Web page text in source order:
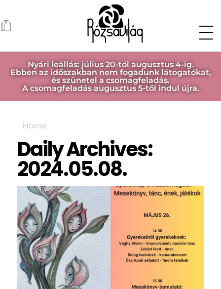
Nyári leállás: július 20-tól augusztus 4-ig.
Ebben az időszakban nem fogadunk látogatókat,
és szünetel a csomagfeladás.
A csomagfeladás augusztus 5-től indul újra.
Home
Daily Archives:
2024.05.08.